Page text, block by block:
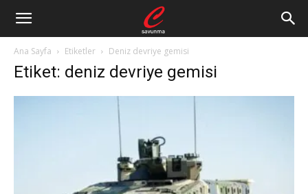
Ana Sayfa Etiketler Deniz devriye gemisi
Etiket: deniz devriye gemisi